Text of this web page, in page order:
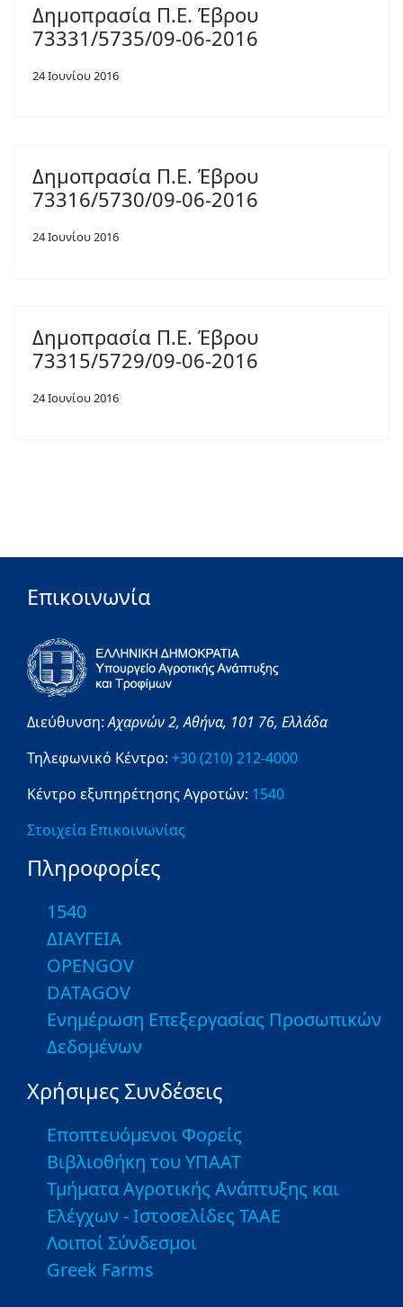
Δημοπρασία Π.Ε. Έβρου
73331/5735/09-06-2016
24 Ιουνίου 2016
Δημοπρασία Π.Ε. Έβρου
73316/5730/09-06-2016
24 Ιουνίου 2016
Δημοπρασία Π.Ε. Έβρου
73315/5729/09-06-2016
24 Ιουνίου 2016
Επικοινωνία
Διεύθυνση:Αχαρνών 2,Αθήνα, 101 76, Ελλάδα
Τηλεφωνικό Κέντρο: +30 (210) 212-4000
Κέντρο εξυπηρέτησης Αγροτών: 1540
Στοιχεία Επικοινωνίας
Πληροφορίες
1540
ΔΙΑΥΓΕΙΑ
OPENGOV
DATAGOV
Ενημέρωση Επεξεργασίας Προσωπικών
Δεδομένων
Χρήσιμες Συνδέσεις
Εποπτευόμενοι Φορείς
Βιβλιοθήκη του ΥΠΑΑΤ
Τμήματα Αγροτικής Ανάπτυξης και
Ελέγχων - Ιστοσελίδες ΤΑΑΕ
Λοιποί Σύνδεσμοι
Greek Farms